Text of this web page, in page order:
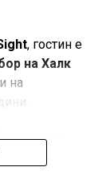
, гостин е
на Халк
на
пат на
на